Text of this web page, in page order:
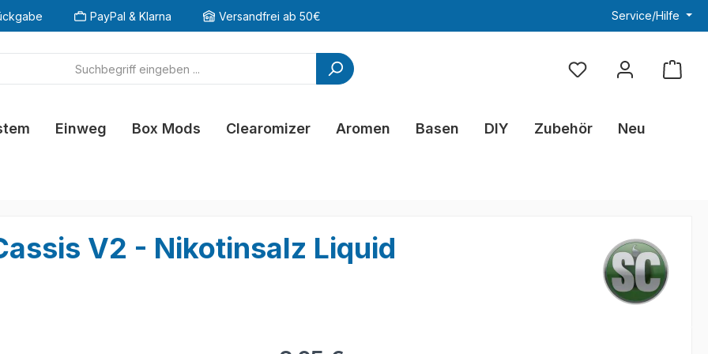
PayPal & Klarna Versandfrei ab 50€ Service/Hilfe
Du hast 0 Produkte
Einweg Box Mods Clearomizer Aromen Basen DIY Zubehör Neu
V2 - Nikotinsalz Liquid